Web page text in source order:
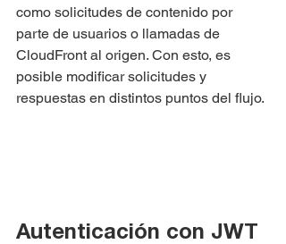
como solicitudes de contenido por
parte de usuarios o llamadas de
CloudFront al origen. Con esto, es
posible modificar solicitudes y
respuestas en distintos puntos del flujo.
Autenticación con JWT